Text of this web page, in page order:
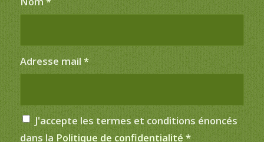
Adresse mail *
J'accepte les termes et conditions énoncés
dans la Politique de confidentialité *